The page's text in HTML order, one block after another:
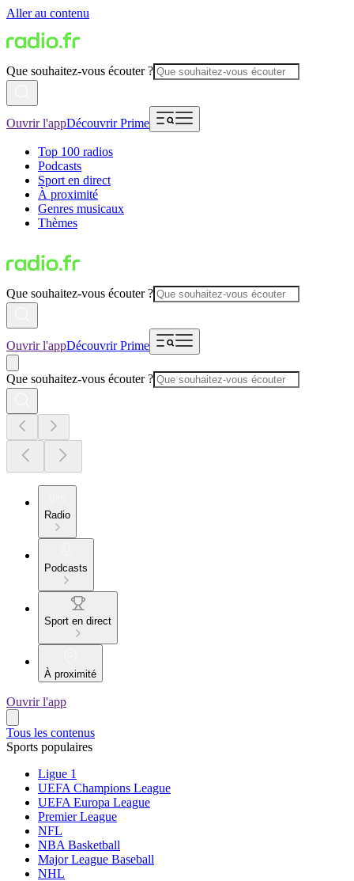
Aller au contenu
Que souhaitez-vous écouter ?
Ouvrir l'appDécouvrir Prime
Top 100 radios
Podcasts
Sport en direct
À proximité
Genres musicaux
Thèmes
Que souhaitez-vous écouter ?
Ouvrir l'appDécouvrir Prime
Que souhaitez-vous écouter ?
Radio
Podcasts
Sport en direct
À proximité
Ouvrir l'app
Tous les contenus
Sports populaires
Ligue 1
UEFA Champions League
UEFA Europa League
Premier League
NFL
NBA Basketball
Major League Baseball
NHL